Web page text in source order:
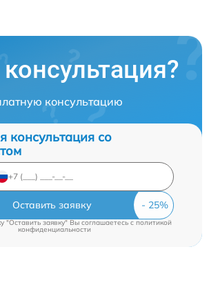
консультацию
консультация со
Оставить заявку
"Оставить заявку" Вы соглашаетесь cполитикой
конфиденциальности